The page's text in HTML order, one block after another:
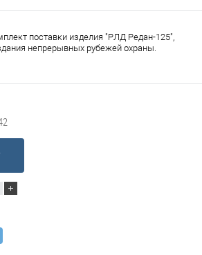
поставки изделия "РЛД Редан-125",
непрерывных рубежей охраны.